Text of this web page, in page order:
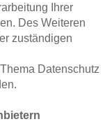
Ihrer
Des Weiteren
zuständigen
Datenschutz